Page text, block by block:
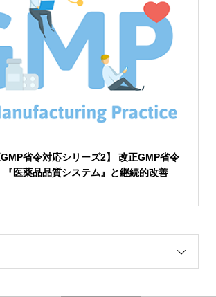
省令対応シリーズ2】 改正GMP省令
『医薬品品質システム』と継続的改善